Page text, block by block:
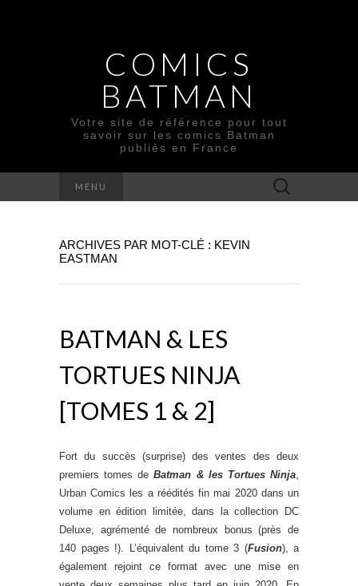
COMICS
BATMAN
Votre site de référence pour tout
savoir sur les comics Batman
publiés en France
MENU Rechercher :
ARCHIVES PAR MOT-CLÉ : KEVIN
EASTMAN
BATMAN & LES
TORTUES NINJA
[TOMES 1 & 2]
Fort du succès (surprise) des ventes des deux
premiers tomes deBatman & les Tortues Ninja,
Urban Comics les a réédités fin mai 2020 dans un
volume en édition limitée, dans la collection DC
Deluxe, agrémenté de nombreux bonus (près de
140 pages !). L’équivalent du tome 3 (Fusion), a
également rejoint ce format avec une mise en